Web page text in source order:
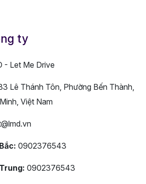
ty
- Let Me Drive
Lê Thánh Tôn, Phường Bến Thành,
Việt Nam
0902376543
0902376543